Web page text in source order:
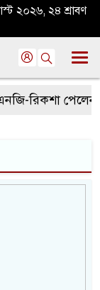
২০২৬, ২৪ শ্রাবণ
রিকশা পেলেন